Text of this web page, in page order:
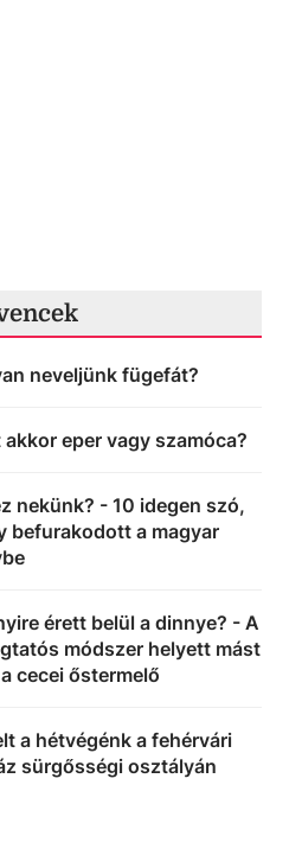
neveljünk fügefát?
eper vagy szamóca?
nekünk? - 10 idegen szó,
befurakodott a magyar
érett belül a dinnye? - A
módszer helyett mást
cecei őstermelő
a hétvégénk a fehérvári
sürgősségi osztályán